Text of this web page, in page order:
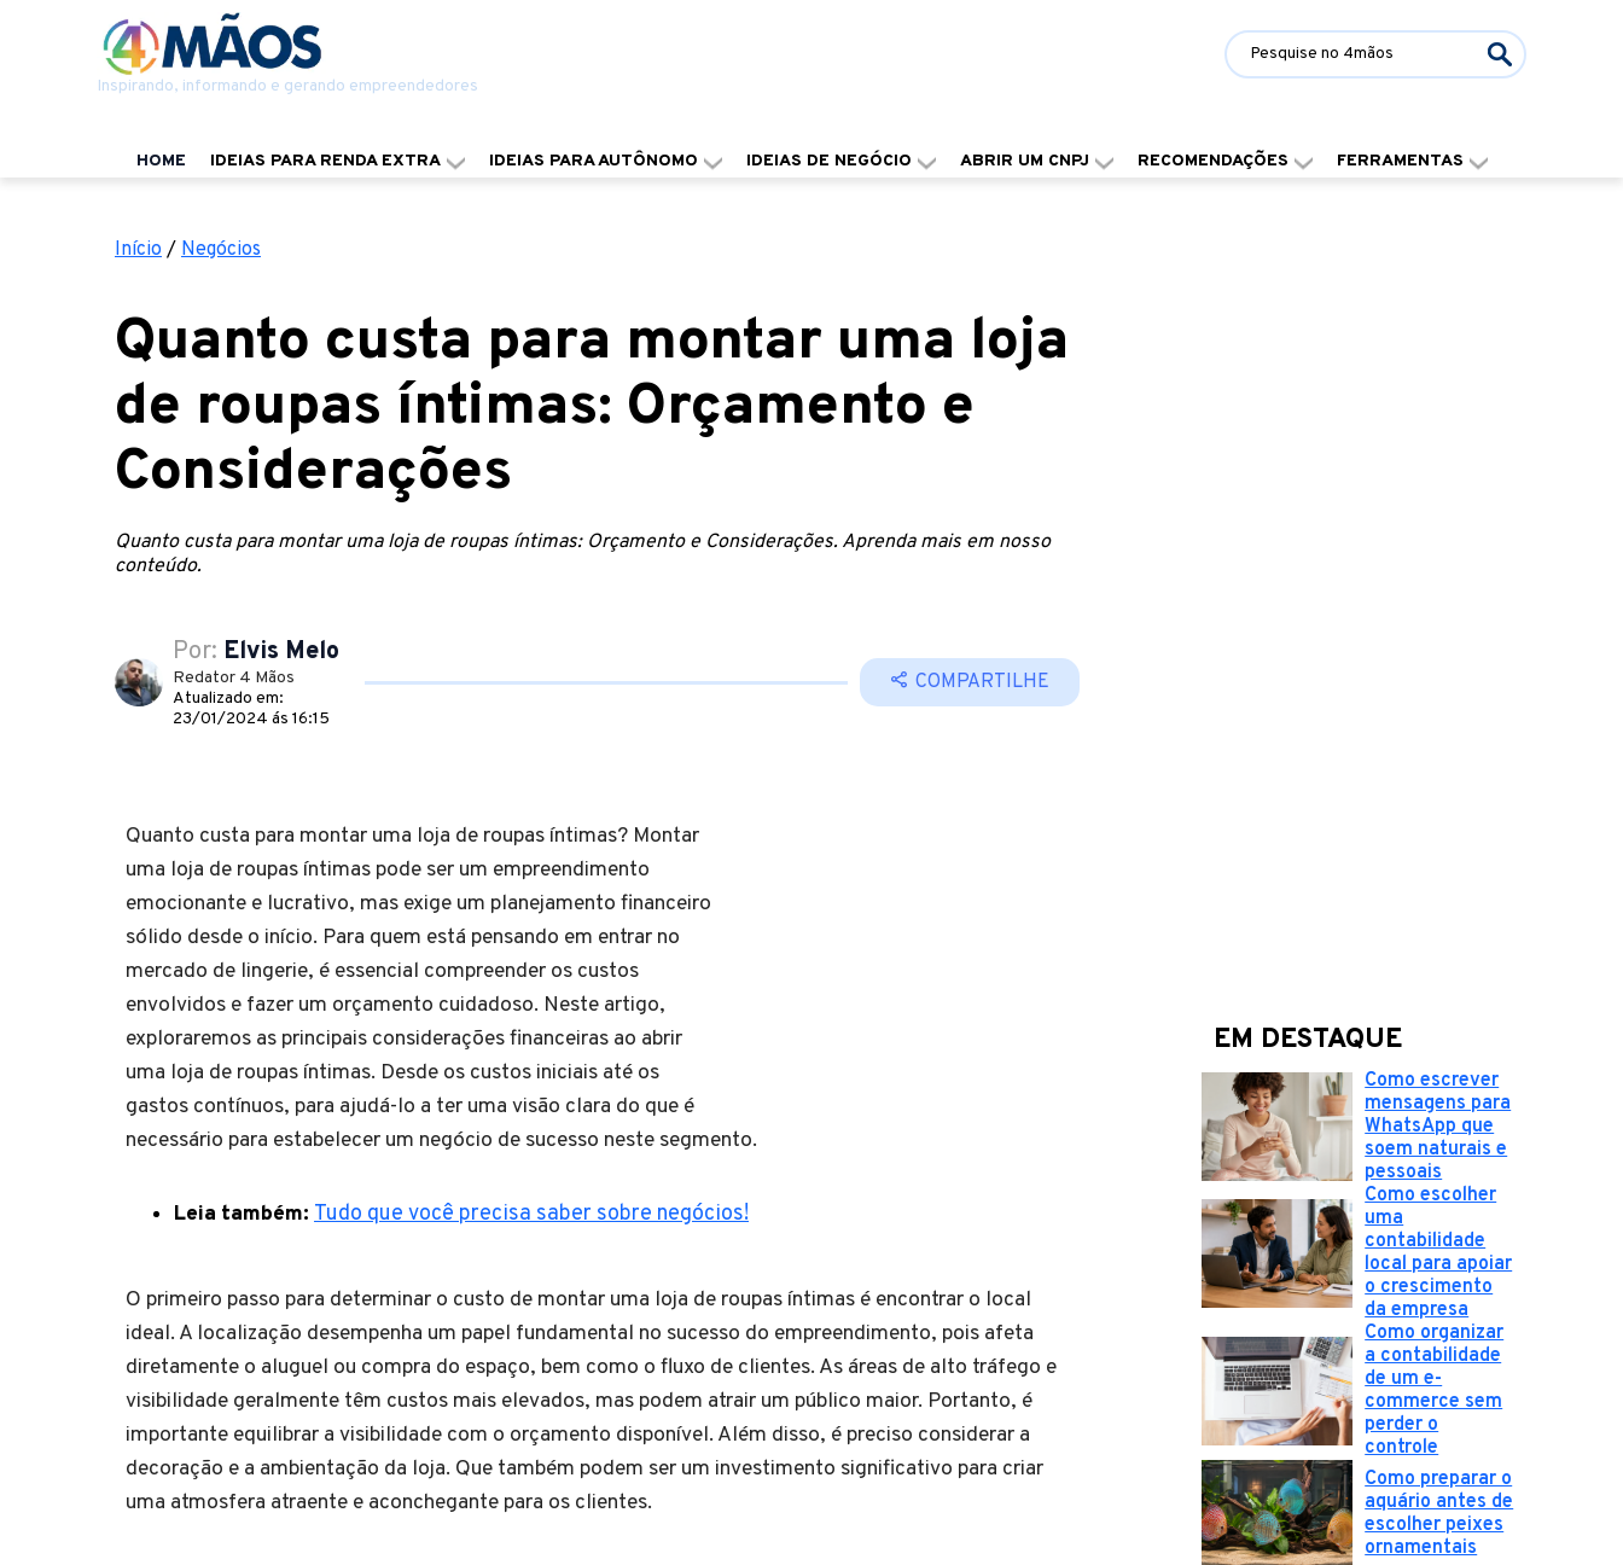
Inspirando, informando e gerando empreendedores
HOME IDEIAS PARA RENDA EXTRA IDEIAS PARA AUTÔNOMO IDEIAS DE NEGÓCIO ABRIR UM CNPJ RECOMENDAÇÕES FERRAMENTAS
Início / Negócios
Quanto custa para montar uma loja
de roupas íntimas: Orçamento e
Considerações
Quanto custa para montar uma loja de roupas íntimas: Orçamento e Considerações. Aprenda mais em nosso
conteúdo.
Por: Elvis Melo
Redator 4 Mãos
Atualizado em:
23/01/2024 ás 16:15
COMPARTILHE
Quanto custa para montar uma loja de roupas íntimas? Montar
uma loja de roupas íntimas pode ser um empreendimento
emocionante e lucrativo, mas exige um planejamento financeiro
sólido desde o início. Para quem está pensando em entrar no
mercado de lingerie, é essencial compreender os custos
envolvidos e fazer um orçamento cuidadoso. Neste artigo,
exploraremos as principais considerações financeiras ao abrir
uma loja de roupas íntimas. Desde os custos iniciais até os
gastos contínuos, para ajudá-lo a ter uma visão clara do que é
necessário para estabelecer um negócio de sucesso neste segmento.
Leia também: Tudo que você precisa saber sobre negócios!
O primeiro passo para determinar o custo de montar uma loja de roupas íntimas é encontrar o local
ideal. A localização desempenha um papel fundamental no sucesso do empreendimento, pois afeta
diretamente o aluguel ou compra do espaço, bem como o fluxo de clientes. As áreas de alto tráfego e
visibilidade geralmente têm custos mais elevados, mas podem atrair um público maior. Portanto, é
importante equilibrar a visibilidade com o orçamento disponível. Além disso, é preciso considerar a
decoração e a ambientação da loja. Que também podem ser um investimento significativo para criar
uma atmosfera atraente e aconchegante para os clientes.
EM DESTAQUE
Como escrever
mensagens para
WhatsApp que
soem naturais e
pessoais
Como escolher
uma
contabilidade
local para apoiar
o crescimento
da empresa
Como organizar
a contabilidade
de um e-
commerce sem
perder o
controle
Como preparar o
aquário antes de
escolher peixes
ornamentais